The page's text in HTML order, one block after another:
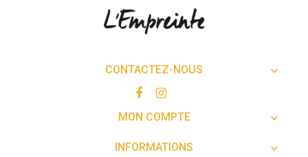
CONTACTEZ-NOUS 
MON COMPTE 
INFORMATIONS 